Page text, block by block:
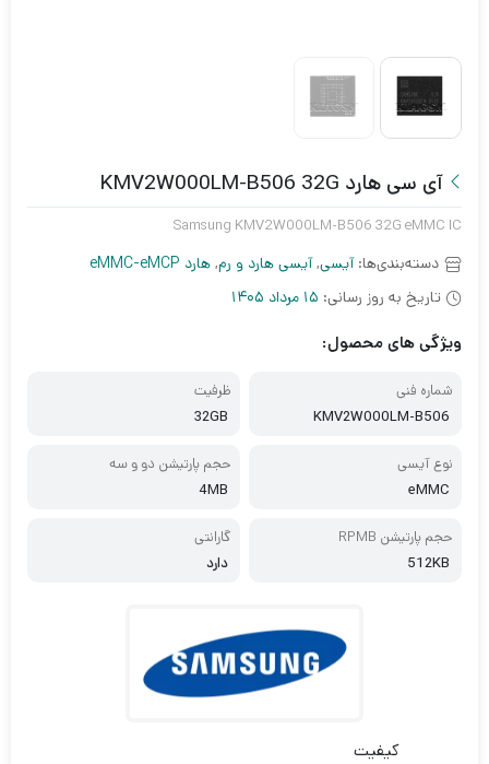
آی سی هارد KMV2W000LM-B506 32G
Samsung KMV2W000LM-B506 32G eMMC IC
دسته‌بندی‌ها:آیسی,آیسی هارد و رم, هارد eMMC-eMCP
تاریخ به روز رسانی: 15 مرداد 1405
ویژگی های محصول:
شماره فنی
KMV2W000LM-B506
ظرفیت
32GB
نوع آیسی
eMMC
حجم پارتیشن دو و سه
4MB
حجم پارتیشن RPMB
512KB
گارانتی
دارد
کیفیت